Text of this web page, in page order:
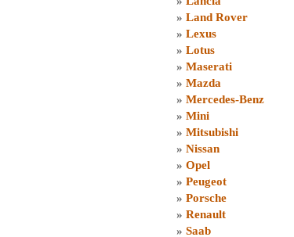
» Land Rover
» Lexus
» Lotus
» Maserati
» Mazda
» Mercedes-Benz
» Mini
» Mitsubishi
» Nissan
» Opel
» Peugeot
» Porsche
» Renault
» Saab